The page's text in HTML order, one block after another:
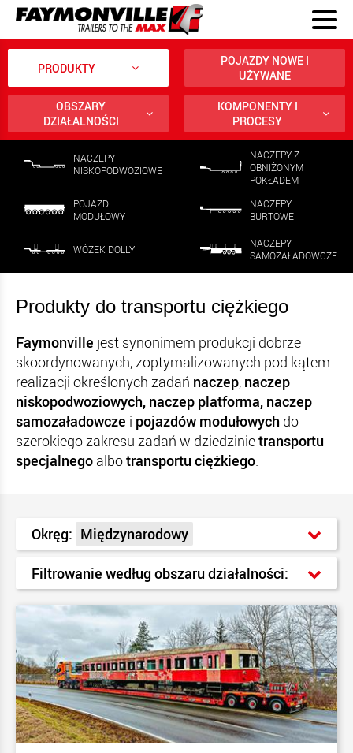
PRODUKTY
POJAZDY NOWE I
UŻYWANE
OBSZARY
DZIAŁALNOŚCI
KOMPONENTY I
PROCESY
NACZEPY
NISKOPODWOZIOWE
NACZEPY Z
OBNIŻONYM
POKŁADEM
POJAZD
MODUŁOWY
NACZEPY
BURTOWE
WÓZEK DOLLY
NACZEPY
SAMOZAŁADOWCZE
Produkty do transportu ciężkiego
Faymonville jest synonimem produkcji dobrze
skoordynowanych, zoptymalizowanych pod kątem
realizacji określonych zadań naczep, naczep
niskopodwoziowych, naczep platforma, naczep
samozaładowcze i pojazdów modułowych do
szerokiego zakresu zadań w dziedzinietransportu
specjalnego albotransportu ciężkiego.
Okręg: Międzynarodowy
Filtrowanie według obszaru działalności: